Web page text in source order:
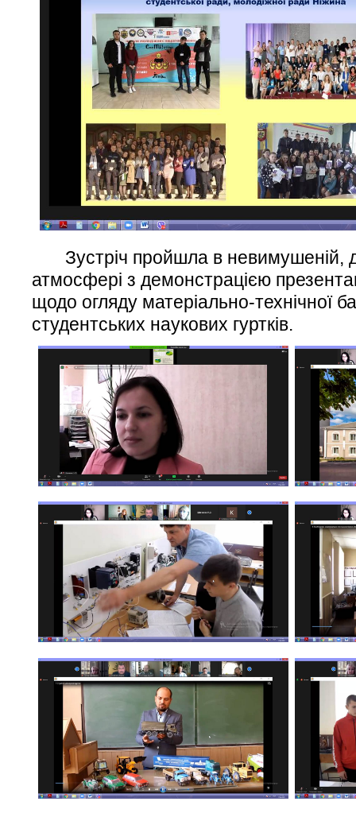
Зустріч пройшла в невимушеній,
атмосфері з демонстрацією
щодо огляду матеріально-технічної
студентських наукових гуртків.